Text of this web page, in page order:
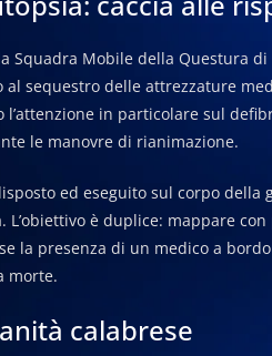
Squadra Mobile della Questura
sequestro delle attrezzature
l’attenzione in particolare sul
le manovre di rianimazione.
ed eseguito sul corpo
L’obiettivo è duplice: mappare
la presenza di un medico a
morte.
calabrese